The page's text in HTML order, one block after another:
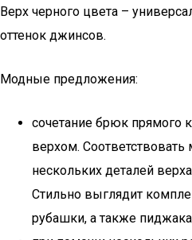
Верх черного цвета –
оттенок джинсов.
Модные предложения:
сочетание брюк прямого
верхом.
нескольких деталей
Стильно выглядит
рубашки, а также